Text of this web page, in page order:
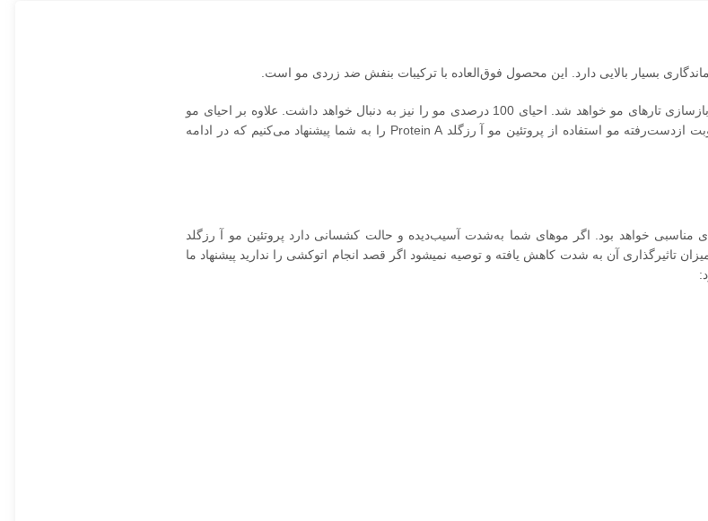
این پروتئین به‌خاطر ترکیبات طبیعی از ایجاد حساسیت جلوگیری می‌کند و باعث تقویت و بازسازی تارهای مو خواهد شد. احیای 100 درصدی مو را نیز به دنبال خواهد داشت. علاوه بر احیای مو
صافی 40 درصدی را هم از این محصول انتظار داشته باشید. برای آبرسانی و جبران رطوبت ازدست‌رفته مو استفاده از پروتئین مو آ رزگلد Protein A را به شما پیشنهاد می‌کنیم که در ادامه
ساخت برزیل بوده و به‌خاطر عدم استفاده از مواد شیمیایی در آن گزینه‎‌‎‎ی مناسبی خواهد بود. اگر موهای شما به‌شدت آسیب‌دیده و حالت کشسانی دارد پروتئین مو آ رزگلد
می‌تواند این مشکل را حل کند. این پروتئین به صورت سرد هم قابل استفاده می‎‌باشد اما میزان تاثیرگذاری آن به شدت کاهش یافته و توصیه نمی‎شود اگر قصد انجام اتوکشی را ندارید پیشنهاد ما